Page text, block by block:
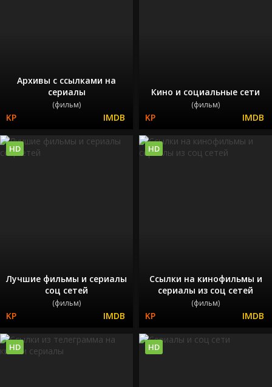
Архивы с ссылками на
сериалы
(фильм)
Кино и социальные сети
(фильм)
Лучшие фильмы и сериалы
соц сетей
(фильм)
HD
Ссылки на кинофильмы и
сериалы из соц сетей
(фильм)
HD
HD HD